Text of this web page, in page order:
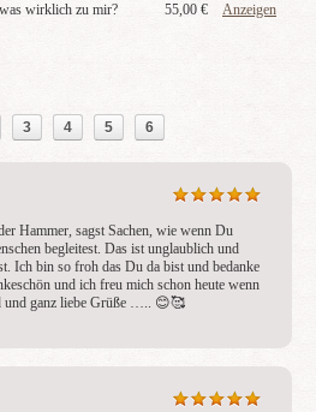
wirklich zu mir?
55,00 € Anzeigen
3 4 5 6
Hammer, sagst Sachen, wie wenn Du
begleitest. Das ist unglaublich und
Ich bin so froh das Du da bist und bedanke
und ich freu mich schon heute wenn
und ganz liebe Grüße ….. 😊🥰